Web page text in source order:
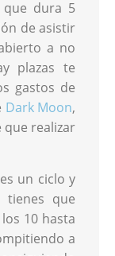
que dura 5
de asistir
a no
plazas te
gastos de
Dark Moon,
realizar
un ciclo y
tienes que
10 hasta
a